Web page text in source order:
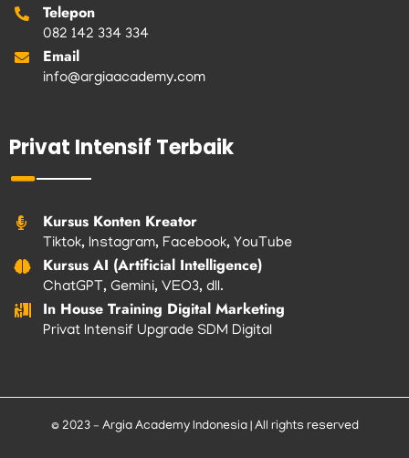
Telepon
082 142 334 334
Email
info@argiaacademy.com
Privat Intensif Terbaik
Kursus Konten Kreator
Tiktok, Instagram, Facebook, YouTube
Kursus AI (Artificial Intelligence)
ChatGPT, Gemini, VEO3, dll.
In House Training Digital Marketing
Privat Intensif Upgrade SDM Digital
© 2023 – Argia Academy Indonesia | All rights reserved